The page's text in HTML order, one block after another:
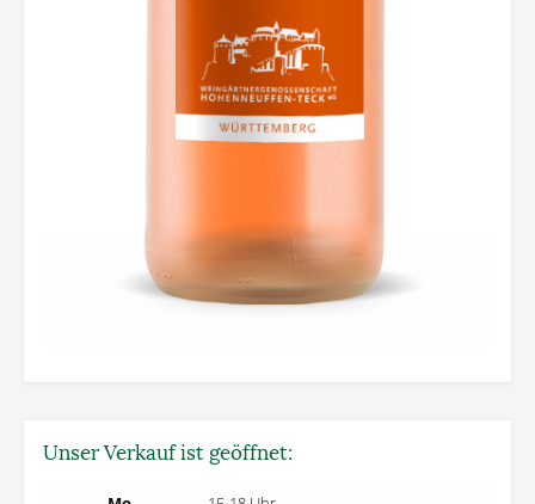
Unser Verkauf ist geöffnet: